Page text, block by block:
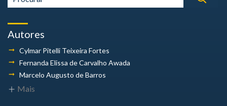
Autores
Cylmar Pitelli Teixeira Fortes
Fernanda Elissa de Carvalho Awada
Marcelo Augusto de Barros
Mais